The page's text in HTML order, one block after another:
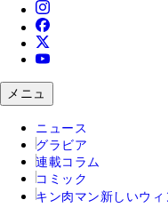
メニュ
ニュース
グラビア
連載コラム
コミック
キン肉マン 新しいウィ